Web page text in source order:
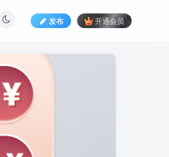
发布 开通会员